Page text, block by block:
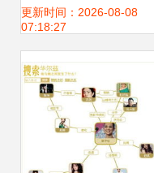
山市普陀区市场监
督管理局发布2024
年第12期食品安全
与网络信息安全风
更新时间：2026-08-08
07:18:27